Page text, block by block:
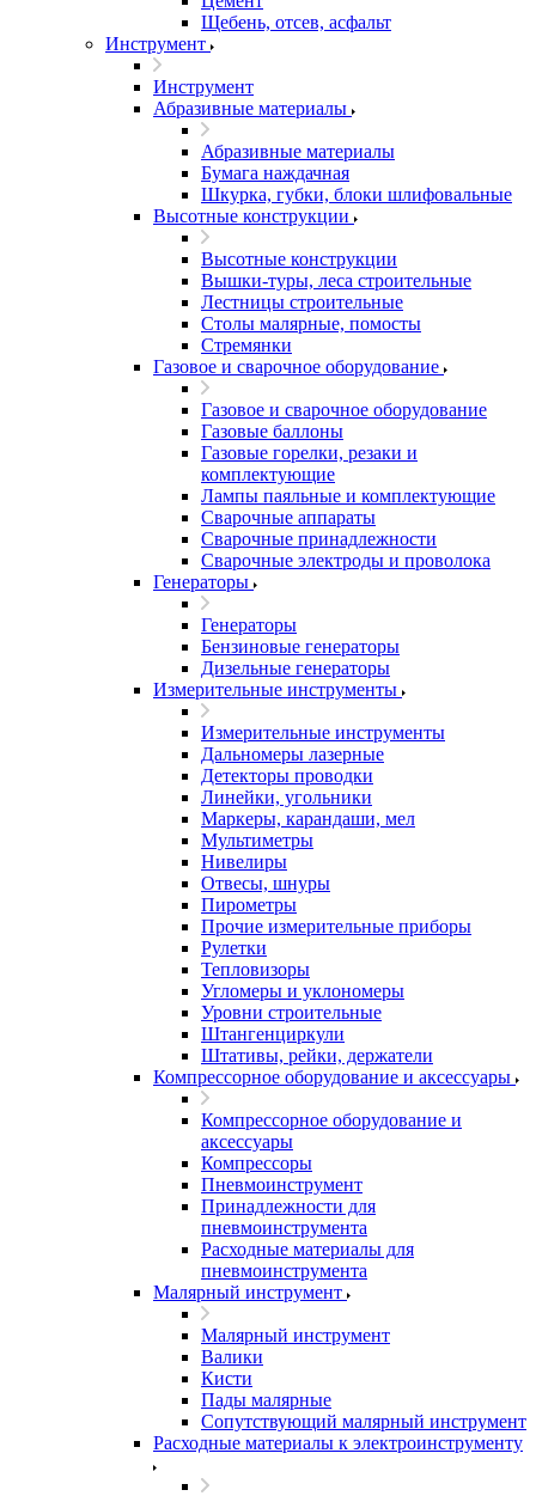
Щебень, отсев, асфальт
Инструмент
Инструмент
Абразивные материалы
Абразивные материалы
Бумага наждачная
Шкурка, губки, блоки шлифовальные
Высотные конструкции
Высотные конструкции
Вышки-туры, леса строительные
Лестницы строительные
Столы малярные, помосты
Стремянки
Газовое и сварочное оборудование
Газовое и сварочное оборудование
Газовые баллоны
Газовые горелки, резаки и
комплектующие
Лампы паяльные и комплектующие
Сварочные аппараты
Сварочные принадлежности
Сварочные электроды и проволока
Генераторы
Генераторы
Бензиновые генераторы
Дизельные генераторы
Измерительные инструменты
Измерительные инструменты
Дальномеры лазерные
Детекторы проводки
Линейки, угольники
Маркеры, карандаши, мел
Мультиметры
Нивелиры
Отвесы, шнуры
Пирометры
Прочие измерительные приборы
Рулетки
Тепловизоры
Угломеры и уклономеры
Уровни строительные
Штангенциркули
Штативы, рейки, держатели
Компрессорное оборудование и аксессуары
Компрессорное оборудование и
аксессуары
Компрессоры
Пневмоинструмент
Принадлежности для
пневмоинструмента
Расходные материалы для
пневмоинструмента
Малярный инструмент
Малярный инструмент
Валики
Кисти
Пады малярные
Сопутствующий малярный инструмент
Расходные материалы к электроинструменту